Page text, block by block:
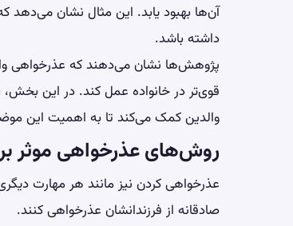
آن‌ها بهبود یابد. این مثال نشان می‌دهد
داشته باشد.
پژوهش‌ها نشان می‌دهند که عذرخواهی
قوی‌تر در خانواده عمل کند. در این
والدین کمک می‌کند تا به اهمیت این
روش‌های عذرخواهی موثر
عذرخواهی کردن نیز مانند هر مهارت
صادقانه از فرزندانشان عذرخواهی کنند.